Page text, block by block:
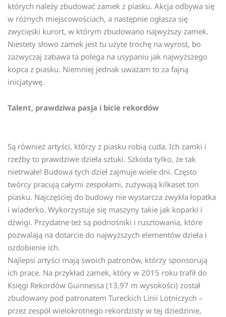
których należy zbudować zamek z piasku. Akcja odbywa się
w różnych miejscowościach, a następnie ogłasza się
zwycięski kurort, w którym zbudowano najwyższy zamek.
Niestety słowo zamek jest tu użyte trochę na wyrost, bo
zazwyczaj zabawa ta polega na usypaniu jak najwyższego
kopca z piasku. Niemniej jednak uważam to za fajną
inicjatywę.
Talent, prawdziwa pasja i bicie rekordów
Są również artyści, którzy z piasku robią cuda. Ich zamki i
rzeźby to prawdziwe dzieła sztuki. Szkoda tylko, że tak
nietrwałe! Budowa tych dzieł zajmuje wiele dni. Często
twórcy pracują całymi zespołami, zużywają kilkaset ton
piasku. Najczęściej do budowy nie wystarcza zwykła łopatka
i wiaderko. Wykorzystuje się maszyny takie jak koparki i
dźwigi. Przydatne też są podnośniki i rusztowania, które
pozwalają na dotarcie do najwyższych elementów dzieła i
ozdobienie ich.
Najlepsi artyści mają swoich patronów, którzy sponsorują
ich prace. Na przykład zamek, który w 2015 roku trafił do
Księgi Rekordów Guinnessa (13,97 m wysokości) został
zbudowany pod patronatem Tureckich Linii Lotniczych –
przez zespół wielokrotnego rekordzisty w tej dziedzinie,